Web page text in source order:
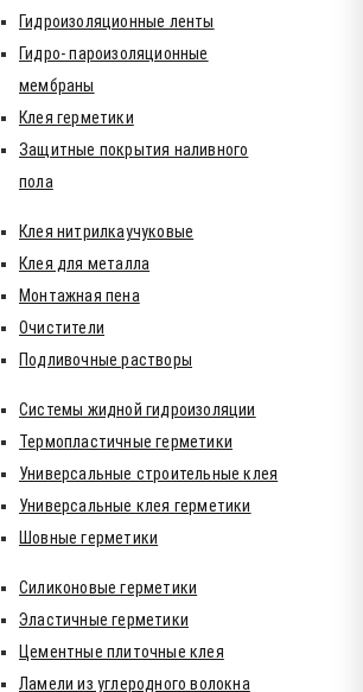
Гидроизоляционные ленты
Гидро- пароизоляционные
мембраны
Клея герметики
Защитные покрытия наливного
пола
Клея нитрилкаучуковые
Клея для металла
Монтажная пена
Очистители
Подливочные растворы
Системы жидной гидроизоляции
Термопластичные герметики
Универсальные строительные клея
Универсальные клея герметики
Шовные герметики
Силиконовые герметики
Эластичные герметики
Цементные плиточные клея
Ламели из углеродного волокна